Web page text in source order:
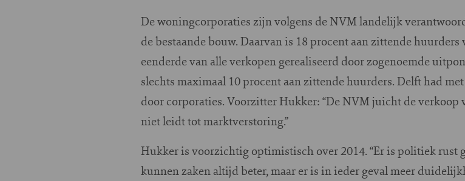
De woningcorporaties zijn volgens de NVM landelijk
de bestaande bouw. Daarvan is 18 procent aan zittende
eenderde van alle verkopen gerealiseerd door zogenoemde
slechts maximaal 10 procent aan zittende huurders. Delft had
door corporaties. Voorzitter Hukker: “De NVM juicht de
niet leidt tot marktverstoring.”
Hukker is voorzichtig optimistisch over 2014. “Er is politiek
kunnen zaken altijd beter, maar er is in ieder geval meer